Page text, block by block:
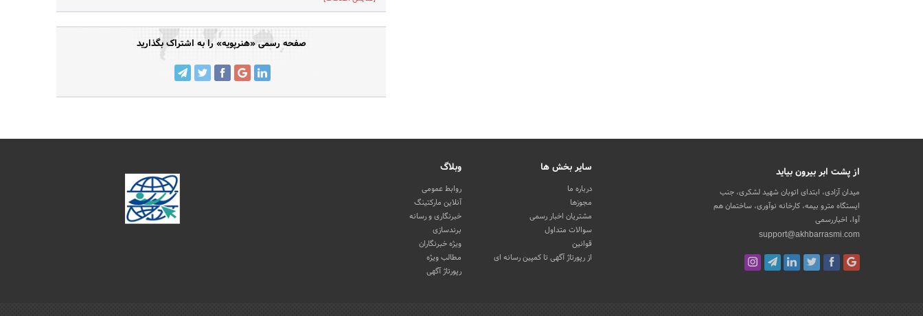
صفحه رسمی «هنرپویه» را به اشتراک بگذارید
از پشت ابر بیرون بیاید
میدان آزادی، ابتدای اتوبان شهید لشکری، جنب
ایستگاه مترو بیمه، کارخانه نوآوری، ساختمان هم
آوا، اخباررسمی
support@akhbarrasmi.com
سایر بخش ها
درباره ما
مجوزها
مشتریان اخبار رسمی
سوالات متداول
قوانین
از رپورتاژ آگهی تا کمپین رسانه ای
وبلاگ
روابط عمومی
آنلاین مارکتینگ
خبرنگاری و رسانه
برندسازی
ویژه خبرنگاران
مطالب ویژه
رپورتاژ آگهی